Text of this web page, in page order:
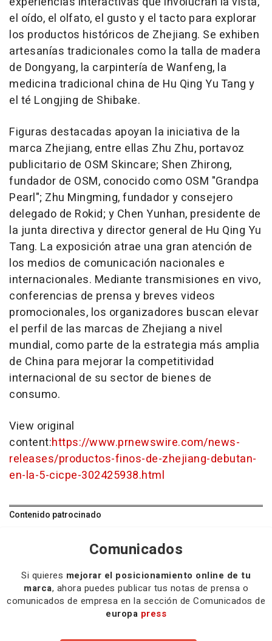
el oído, el olfato, el gusto y el tacto para explorar
los productos históricos de Zhejiang. Se exhiben
artesanías tradicionales como la talla de madera
de Dongyang, la carpintería de Wanfeng, la
medicina tradicional china de Hu Qing Yu Tang y
el té Longjing de Shibake.
Figuras destacadas apoyan la iniciativa de la
marca Zhejiang, entre ellas Zhu Zhu, portavoz
publicitario de OSM Skincare; Shen Zhirong,
fundador de OSM, conocido como OSM "Grandpa
Pearl"; Zhu Mingming, fundador y consejero
delegado de Rokid; y Chen Yunhan, presidente de
la junta directiva y director general de Hu Qing Yu
Tang. La exposición atrae una gran atención de
los medios de comunicación nacionales e
internacionales. Mediante transmisiones en vivo,
conferencias de prensa y breves videos
promocionales, los organizadores buscan elevar
el perfil de las marcas de Zhejiang a nivel
mundial, como parte de la estrategia más amplia
de China para mejorar la competitividad
internacional de su sector de bienes de
consumo.
View original
content:https://www.prnewswire.com/news-
releases/productos-finos-de-zhejiang-debutan-
en-la-5-cicpe-302425938.html
Contenido patrocinado
Comunicados
Si quieres mejorar el posicionamiento online de tu
marca, ahora puedes publicar tus notas de prensa o
comunicados de empresa en la sección de Comunicados de
europa press